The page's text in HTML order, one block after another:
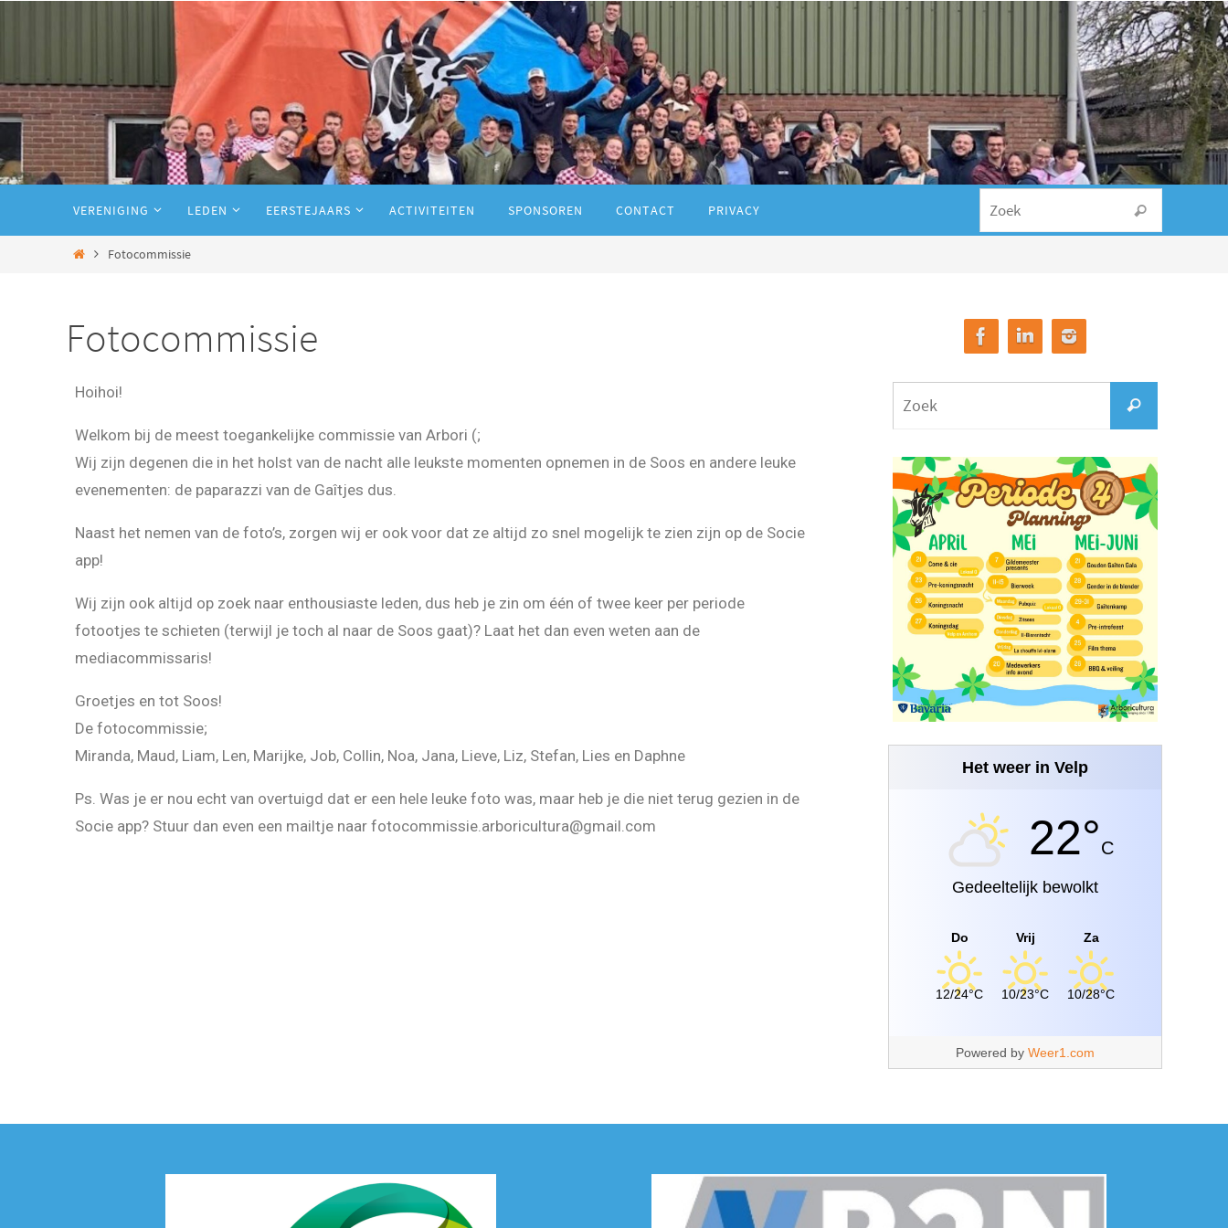
VERENIGING LEDEN EERSTEJAARS ACTIVITEITEN SPONSOREN CONTACT PRIVACY
Fotocommissie
Fotocommissie
Hoihoi!
Welkom bij de meest toegankelijke commissie van Arbori (;
Wij zijn degenen die in het holst van de nacht alle leukste momenten opnemen in de Soos en andere leuke
evenementen: de paparazzi van de Gaîtjes dus.
Naast het nemen van de foto’s, zorgen wij er ook voor dat ze altijd zo snel mogelijk te zien zijn op de Socie
app!
Wij zijn ook altijd op zoek naar enthousiaste leden, dus heb je zin om één of twee keer per periode
fotootjes te schieten (terwijl je toch al naar de Soos gaat)? Laat het dan even weten aan de
mediacommissaris!
Groetjes en tot Soos!
De fotocommissie;
Miranda, Maud, Liam, Len, Marijke, Job, Collin, Noa, Jana, Lieve, Liz, Stefan, Lies en Daphne
Ps. Was je er nou echt van overtuigd dat er een hele leuke foto was, maar heb je die niet terug gezien in de
Socie app? Stuur dan even een mailtje naar fotocommissie.arboricultura@gmail.com
Het weer in Velp
22°C
Gedeeltelijk bewolkt
Do
12/24°C
Vrij
10/23°C
Za
10/28°C
Powered by Weer1.com